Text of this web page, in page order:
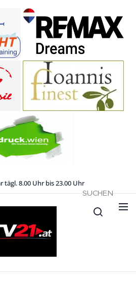
tägl. 8.00 Uhr bis 23.00 Uhr
SUCHEN